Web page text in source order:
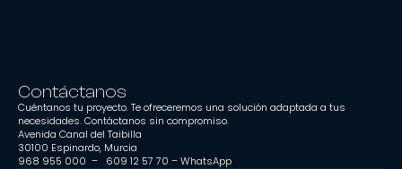
Contáctanos
Cuéntanos tu proyecto. Te ofreceremos una solución adaptada a tus
necesidades. Contáctanos sin compromiso.
Avenida Canal del Taibilla
30100 Espinardo, Murcia
968 955 000 – 609 12 57 70 –WhatsApp